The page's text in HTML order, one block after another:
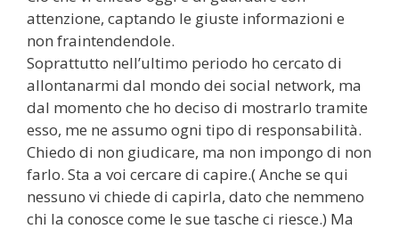
attenzione, captando le giuste informazioni e
non fraintendendole.
Soprattutto nell’ultimo periodo ho cercato di
allontanarmi dal mondo dei social network, ma
dal momento che ho deciso di mostrarlo tramite
esso, me ne assumo ogni tipo di responsabilità.
Chiedo di non giudicare, ma non impongo di non
farlo. Sta a voi cercare di capire.( Anche se qui
nessuno vi chiede di capirla, dato che nemmeno
chi la conosce come le sue tasche ci riesce.) Ma